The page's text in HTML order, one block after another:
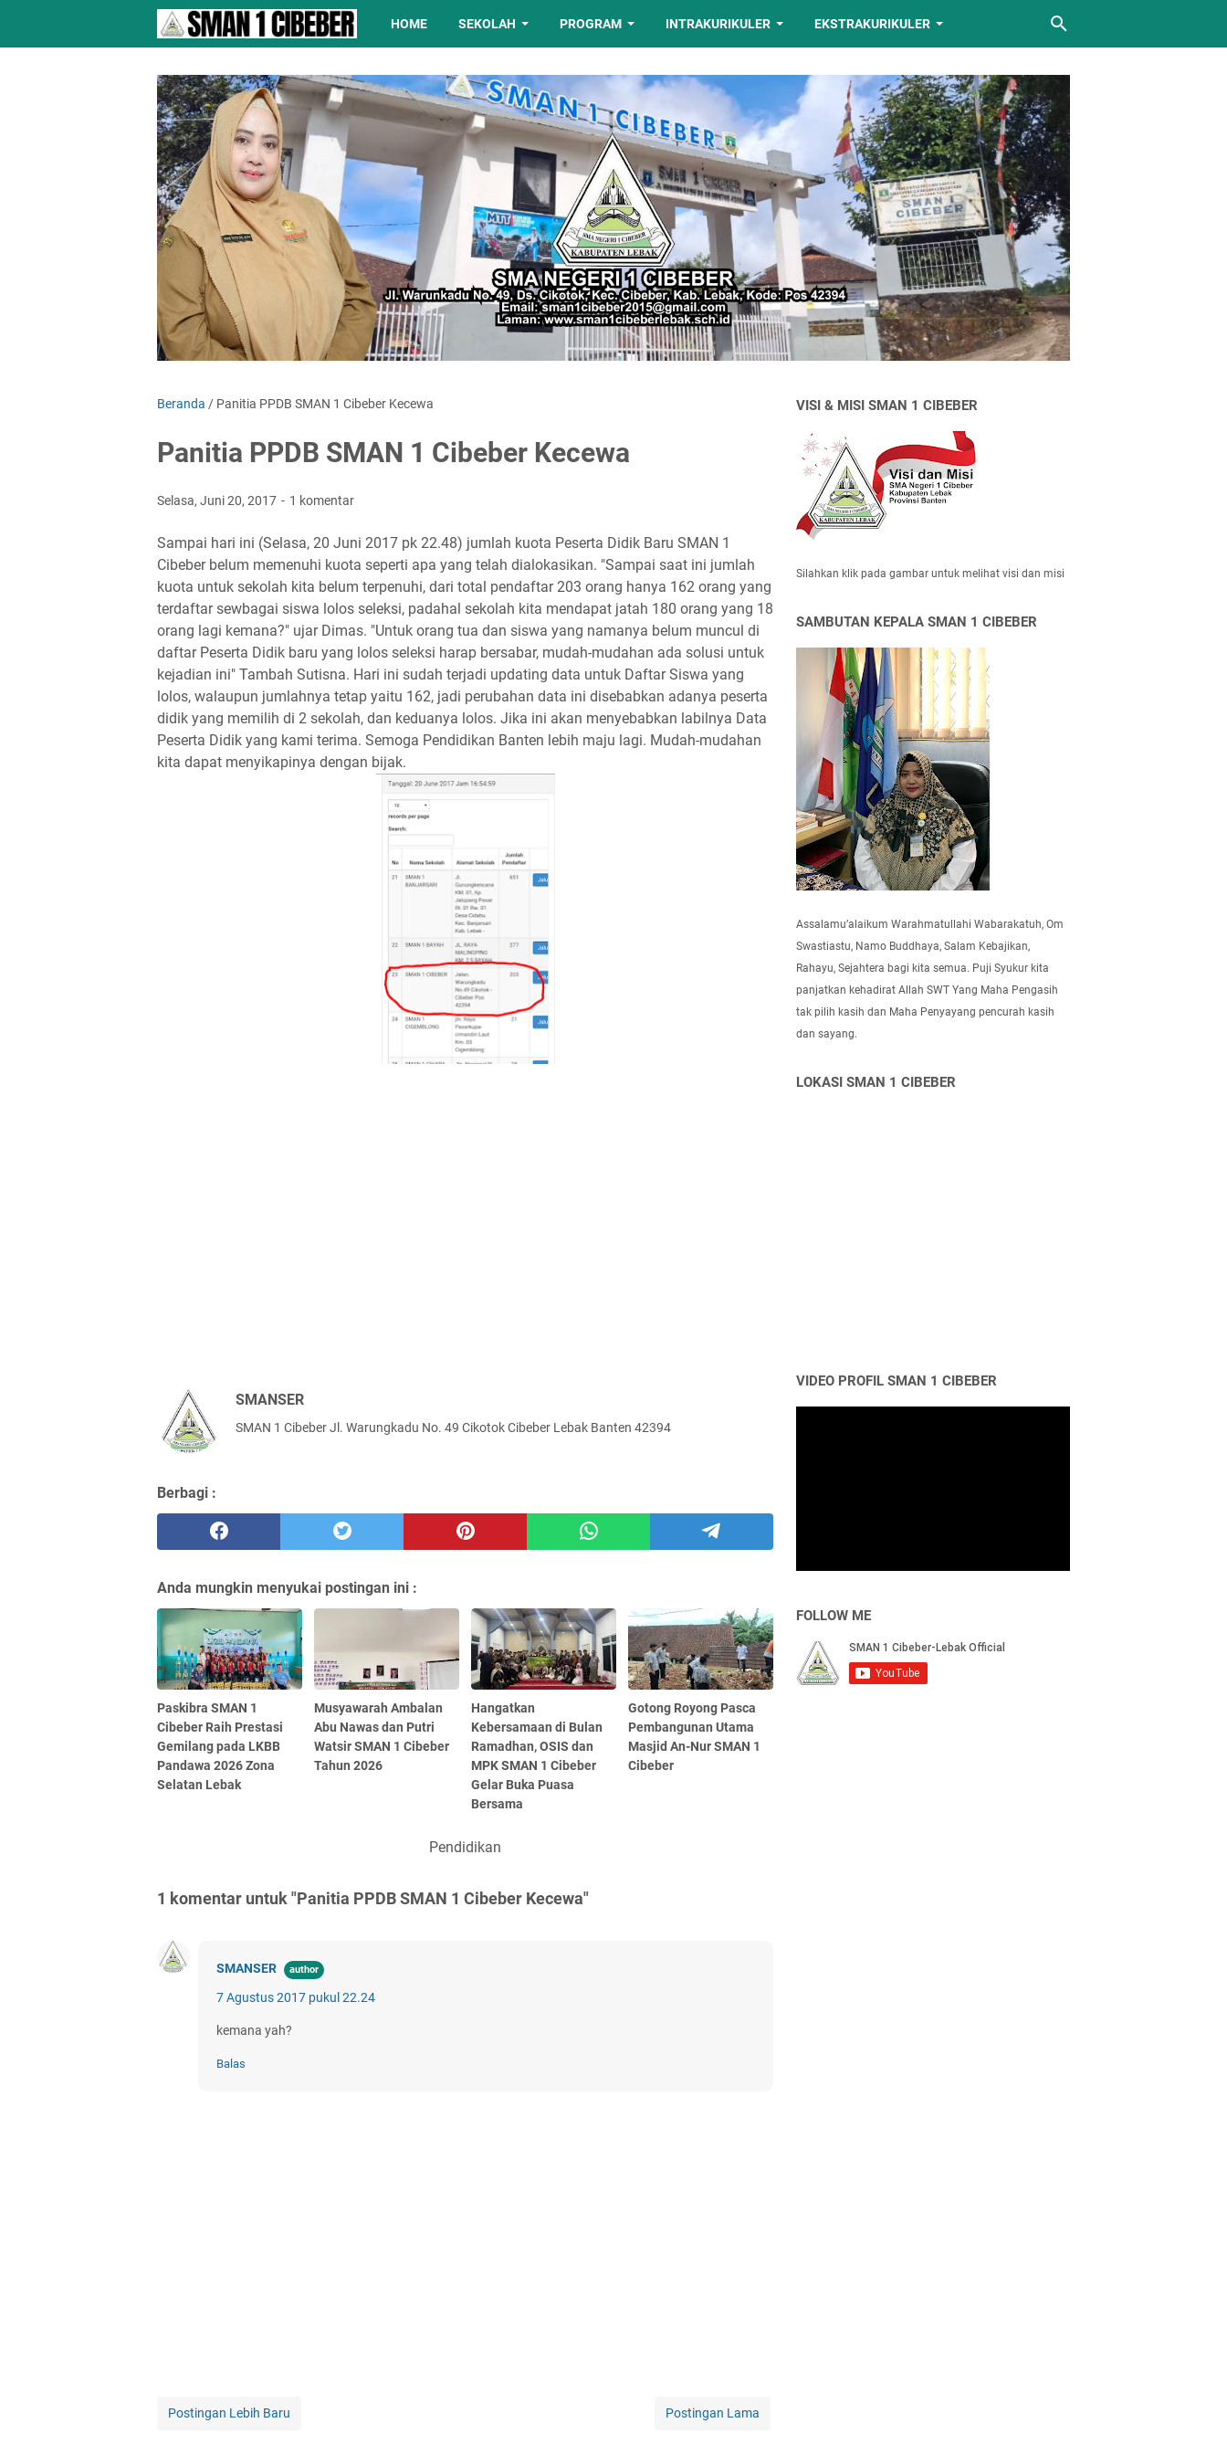
HOME SEKOLAH PROGRAM INTRAKURIKULER EKSTRAKURIKULER
Beranda / Panitia PPDB SMAN 1 Cibeber Kecewa
Panitia PPDB SMAN 1 Cibeber Kecewa
Selasa, Juni 20, 2017 1 komentar
Sampai hari ini (Selasa, 20 Juni 2017 pk 22.48) jumlah kuota Peserta Didik Baru SMAN 1
Cibeber belum memenuhi kuota seperti apa yang telah dialokasikan. "Sampai saat ini jumlah
kuota untuk sekolah kita belum terpenuhi, dari total pendaftar 203 orang hanya 162 orang yang
terdaftar sewbagai siswa lolos seleksi, padahal sekolah kita mendapat jatah 180 orang yang 18
orang lagi kemana?" ujar Dimas. "Untuk orang tua dan siswa yang namanya belum muncul di
daftar Peserta Didik baru yang lolos seleksi harap bersabar, mudah-mudahan ada solusi untuk
kejadian ini" Tambah Sutisna. Hari ini sudah terjadi updating data untuk Daftar Siswa yang
lolos, walaupun jumlahnya tetap yaitu 162, jadi perubahan data ini disebabkan adanya peserta
didik yang memilih di 2 sekolah, dan keduanya lolos. Jika ini akan menyebabkan labilnya Data
Peserta Didik yang kami terima. Semoga Pendidikan Banten lebih maju lagi. Mudah-mudahan
kita dapat menyikapinya dengan bijak.
SMANSER
SMAN 1 Cibeber Jl. Warungkadu No. 49 Cikotok Cibeber Lebak Banten 42394
Berbagi :
Anda mungkin menyukai postingan ini :
Paskibra SMAN 1
Cibeber Raih Prestasi
Gemilang pada LKBB
Pandawa 2026 Zona
Selatan Lebak
Musyawarah Ambalan
Abu Nawas dan Putri
Watsir SMAN 1 Cibeber
Tahun 2026
Hangatkan
Kebersamaan di Bulan
Ramadhan, OSIS dan
MPK SMAN 1 Cibeber
Gelar Buka Puasa
Bersama
Gotong Royong Pasca
Pembangunan Utama
Masjid An-Nur SMAN 1
Cibeber
Pendidikan
1 komentar untuk "Panitia PPDB SMAN 1 Cibeber Kecewa"
SMANSER
7 Agustus 2017 pukul 22.24
kemana yah?
Balas
Postingan Lebih Baru Postingan Lama
VISI & MISI SMAN 1 CIBEBER
Silahkan klik pada gambar untuk melihat visi dan misi
SAMBUTAN KEPALA SMAN 1 CIBEBER
Assalamu’alaikum Warahmatullahi Wabarakatuh, Om
Swastiastu, Namo Buddhaya, Salam Kebajikan,
Rahayu, Sejahtera bagi kita semua. Puji Syukur kita
panjatkan kehadirat Allah SWT Yang Maha Pengasih
tak pilih kasih dan Maha Penyayang pencurah kasih
dan sayang.
LOKASI SMAN 1 CIBEBER
VIDEO PROFIL SMAN 1 CIBEBER
FOLLOW ME